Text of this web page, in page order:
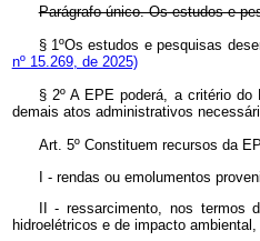
Parágrafo único. Os estudos e
§ 1ºOs estudos e pesquisas
nº 15.269, de 2025)
§ 2º A EPE poderá, a critério
demais atos administrativos
Art. 5º Constituem recursos da
I - rendas ou emolumentos
II - ressarcimento, nos termos
hidroelétricos e de impacto